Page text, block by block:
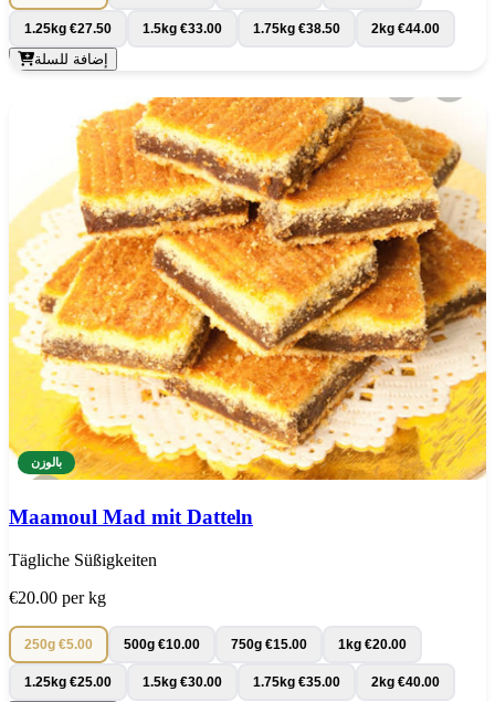
1.25kg €27.50 1.5kg €33.00 1.75kg €38.50 2kg €44.00
إضافة للسلة
بالوزن
Maamoul Mad mit Datteln
Tägliche Süßigkeiten
€20.00 per kg
250g €5.00 500g €10.00 750g €15.00 1kg €20.00
1.25kg €25.00 1.5kg €30.00 1.75kg €35.00 2kg €40.00